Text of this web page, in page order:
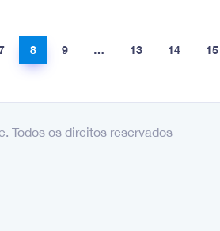
8 9 … 13 14 15
Todos os direitos reservados